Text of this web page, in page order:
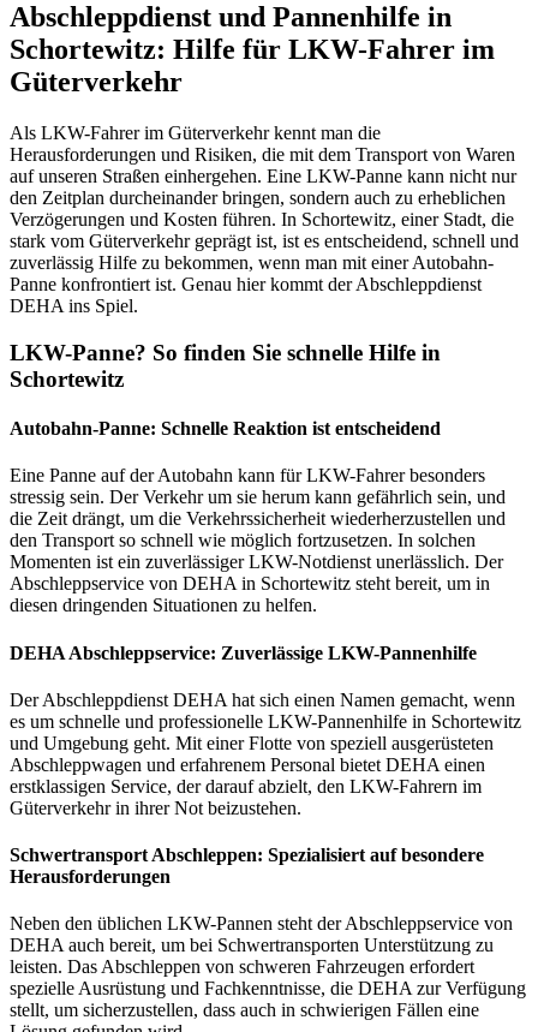
Abschleppdienst und Pannenhilfe in
Schortewitz: Hilfe für LKW-Fahrer im
Güterverkehr
Als LKW-Fahrer im Güterverkehr kennt man die
Herausforderungen und Risiken, die mit dem Transport von Waren
auf unseren Straßen einhergehen. Eine LKW-Panne kann nicht nur
den Zeitplan durcheinander bringen, sondern auch zu erheblichen
Verzögerungen und Kosten führen. In Schortewitz, einer Stadt, die
stark vom Güterverkehr geprägt ist, ist es entscheidend, schnell und
zuverlässig Hilfe zu bekommen, wenn man mit einer Autobahn-
Panne konfrontiert ist. Genau hier kommt der Abschleppdienst
DEHA ins Spiel.
LKW-Panne? So finden Sie schnelle Hilfe in
Schortewitz
Autobahn-Panne: Schnelle Reaktion ist entscheidend
Eine Panne auf der Autobahn kann für LKW-Fahrer besonders
stressig sein. Der Verkehr um sie herum kann gefährlich sein, und
die Zeit drängt, um die Verkehrssicherheit wiederherzustellen und
den Transport so schnell wie möglich fortzusetzen. In solchen
Momenten ist ein zuverlässiger LKW-Notdienst unerlässlich. Der
Abschleppservice von DEHA in Schortewitz steht bereit, um in
diesen dringenden Situationen zu helfen.
DEHA Abschleppservice: Zuverlässige LKW-Pannenhilfe
Der Abschleppdienst DEHA hat sich einen Namen gemacht, wenn
es um schnelle und professionelle LKW-Pannenhilfe in Schortewitz
und Umgebung geht. Mit einer Flotte von speziell ausgerüsteten
Abschleppwagen und erfahrenem Personal bietet DEHA einen
erstklassigen Service, der darauf abzielt, den LKW-Fahrern im
Güterverkehr in ihrer Not beizustehen.
Schwertransport Abschleppen: Spezialisiert auf besondere
Herausforderungen
Neben den üblichen LKW-Pannen steht der Abschleppservice von
DEHA auch bereit, um bei Schwertransporten Unterstützung zu
leisten. Das Abschleppen von schweren Fahrzeugen erfordert
spezielle Ausrüstung und Fachkenntnisse, die DEHA zur Verfügung
stellt, um sicherzustellen, dass auch in schwierigen Fällen eine